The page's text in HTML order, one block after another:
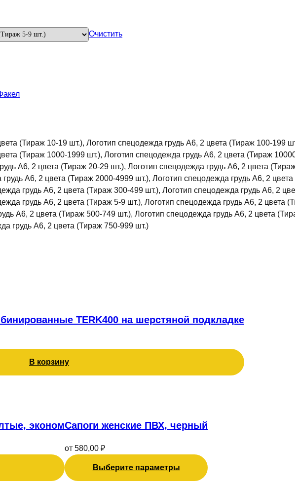
Очистить
(Тираж 10-19 шт.), Логотип спецодежда грудь А6, 2 цвета (Тираж 100-199
(Тираж 1000-1999 шт.), Логотип спецодежда грудь А6, 2 цвета (Тираж 10000
А6, 2 цвета (Тираж 20-29 шт.), Логотип спецодежда грудь А6, 2 цвета (Тираж
А6, 2 цвета (Тираж 2000-4999 шт.), Логотип спецодежда грудь А6, 2 цвета
грудь А6, 2 цвета (Тираж 300-499 шт.), Логотип спецодежда грудь А6, 2
грудь А6, 2 цвета (Тираж 5-9 шт.), Логотип спецодежда грудь А6, 2 цвета
А6, 2 цвета (Тираж 500-749 шт.), Логотип спецодежда грудь А6, 2 цвета
грудь А6, 2 цвета (Тираж 750-999 шт.)
TERK400 на шерстяной подкладке
В корзину
экономСапоги женские ПВХ, черный
от 580,00 ₽
Выберите параметры
несколько
Опции
можно
выбрать